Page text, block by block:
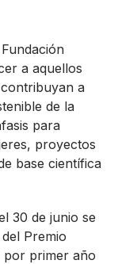
a aquellos
a
de la
para
proyectos
base científica
30 de junio se
Premio
por primer año